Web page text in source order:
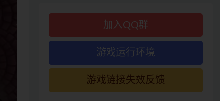
加入QQ群
游戏运行环境
游戏链接失效反馈